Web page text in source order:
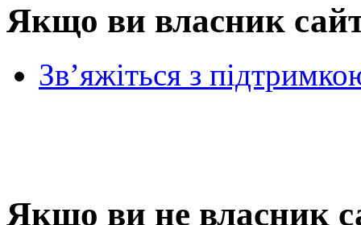
Якщо ви власник
Зв’яжіться з
Якщо ви не власник